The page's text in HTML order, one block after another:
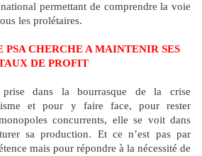
permettant de comprendre la voie
les prolétaires.
CHERCHE A MAINTENIR SES
DE PROFIT
prise dans la bourrasque de la crise
et pour y faire face, pour rester
concurrents, elle se voit dans
sa production. Et ce n’est pas par
mais pour répondre à la nécessité de